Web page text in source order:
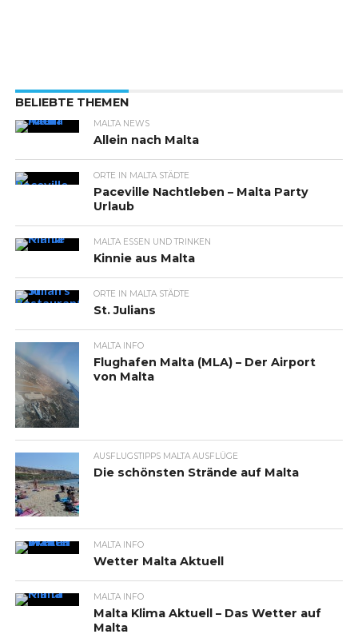
BELIEBTE THEMEN
MALTA NEWS
Allein nach Malta
ORTE IN MALTA STÄDTE
Paceville Nachtleben – Malta Party
Urlaub
MALTA ESSEN UND TRINKEN
Kinnie aus Malta
ORTE IN MALTA STÄDTE
St. Julians
MALTA INFO
Flughafen Malta (MLA) – Der Airport
von Malta
AUSFLUGSTIPPS MALTA AUSFLÜGE
Die schönsten Strände auf Malta
MALTA INFO
Wetter Malta Aktuell
MALTA INFO
Malta Klima Aktuell – Das Wetter auf
Malta